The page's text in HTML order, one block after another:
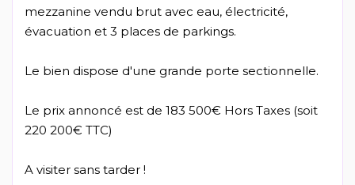
mezzanine vendu brut avec eau, électricité,
évacuation et 3 places de parkings.
Le bien dispose d'une grande porte sectionnelle.
Le prix annoncé est de 183 500€ Hors Taxes (soit
220 200€ TTC)
A visiter sans tarder !